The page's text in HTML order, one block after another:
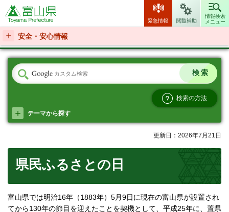
富山県
緊急情報 閲覧補助
情報検索
メニュー
安全・安心情報
検索の方法
テーマから探す
更新日：2026年7月21日
県民ふるさとの日
富山県では明治16年（1883年）5月9日に現在の富山県が設置され
てから130年の節目を迎えたことを契機として、平成25年に、置県